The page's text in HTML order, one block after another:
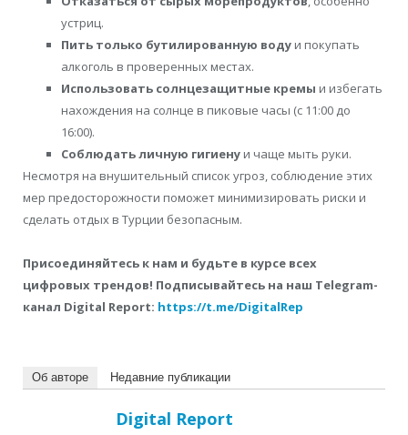
устриц.
Пить только бутилированную воду и покупать
алкоголь в проверенных местах.
Использовать солнцезащитные кремы и избегать
нахождения на солнце в пиковые часы (с 11:00 до
16:00).
Соблюдать личную гигиену и чаще мыть руки.
Несмотря на внушительный список угроз, соблюдение этих
мер предосторожности поможет минимизировать риски и
сделать отдых в Турции безопасным.
Присоединяйтесь к нам и будьте в курсе всех
цифровых трендов! Подписывайтесь на наш Telegram-
канал Digital Report: https://t.me/DigitalRep
Об авторе Недавние публикации
Digital Report